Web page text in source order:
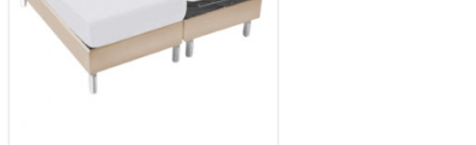
2x80x200 cm
Voir tous les avis sur ce site